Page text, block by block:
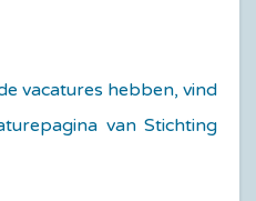
vacatures hebben, vind
van Stichting